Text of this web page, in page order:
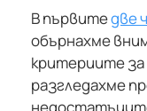
В първитедве
обърнахме
критериите за
разгледахме